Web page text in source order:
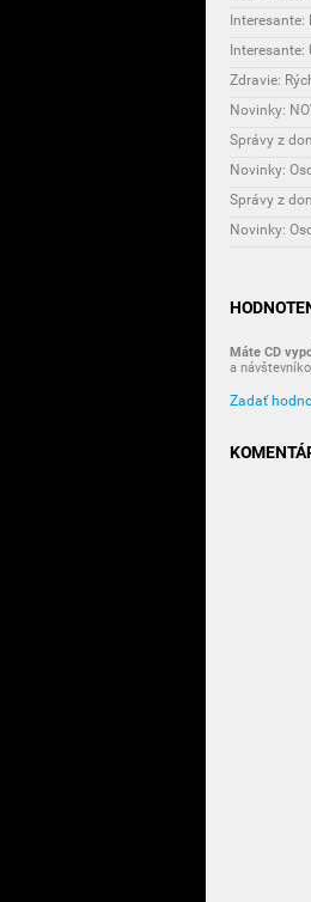
Zdravie:
Novinky:
Správy z
Novinky:
Správy z
Máte CD
a
Zadať